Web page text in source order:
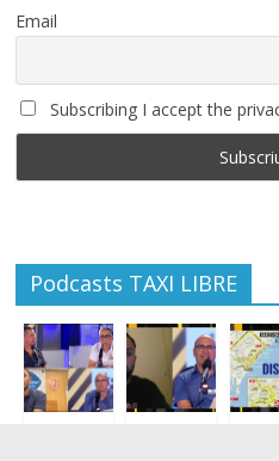
Email
Subscribing I accept the
Podcasts TAXI LIBRE